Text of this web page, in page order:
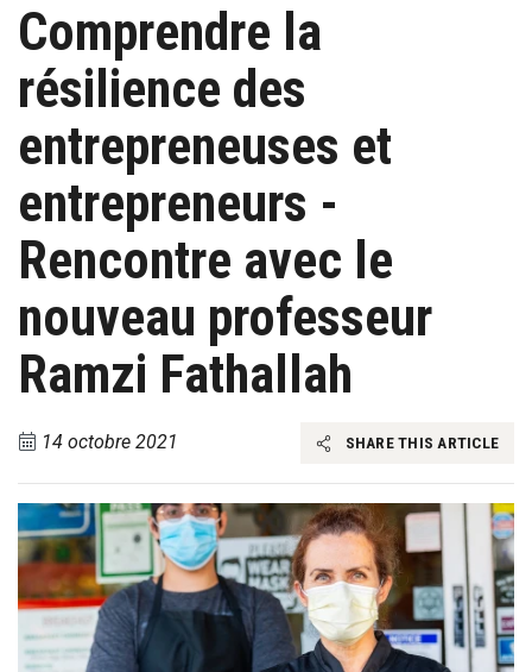
Comprendre la
résilience des
entrepreneuses et
entrepreneurs -
Rencontre avec le
nouveau professeur
Ramzi Fathallah
14 octobre 2021 SHARE THIS ARTICLE